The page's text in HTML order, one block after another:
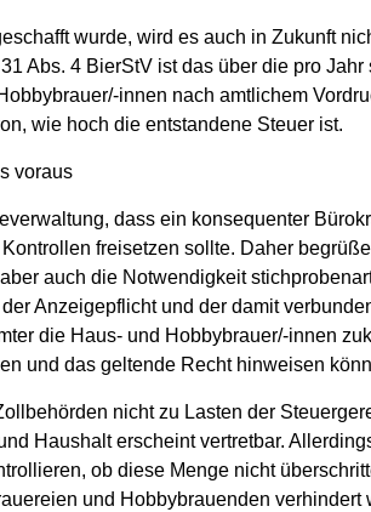
wurde, wird es auch in Zukunft
Abs. 4 BierStV ist das über die pro
innen nach amtlichem
wie hoch die entstandene Steuer ist.
voraus
dass ein konsequenter
freisetzen sollte. Daher
auch die Notwendigkeit
Anzeigepflicht und der damit
die Haus- und Hobbybrauer/-innen
und das geltende Recht hinweisen
nicht zu Lasten der
Haushalt erscheint vertretbar.
ob diese Menge nicht
und Hobbybrauenden verhindert